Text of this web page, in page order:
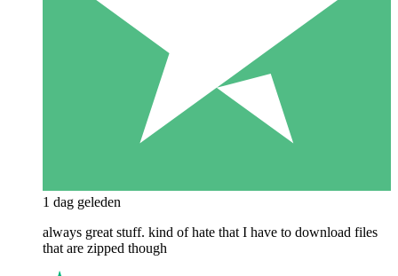
1 dag geleden
always great stuff. kind of hate that I have to download files
that are zipped though